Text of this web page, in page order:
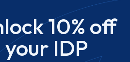
10% off
your IDP